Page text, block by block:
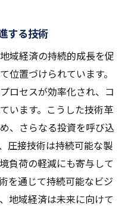
する技術
域経済の持続的成長を促
位置づけられています。
ロセスが効率化され、コ
います。こうした技術革
、さらなる投資を呼び込
圧接技術は持続可能な製
負荷の軽減にも寄与して
を通じて持続可能なビジ
地域経済は未来に向けて